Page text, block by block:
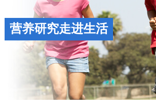
营养研究走进生活